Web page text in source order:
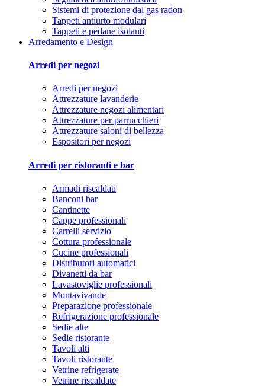
Sistemi di protezione dal gas radon
Tappeti antiurto modulari
Tappeti e pedane isolanti
Arredamento e Design
Arredi per negozi
Arredi per negozi
Attrezzature lavanderie
Attrezzature negozi alimentari
Attrezzature per parrucchieri
Attrezzature saloni di bellezza
Espositori per negozi
Arredi per ristoranti e bar
Armadi riscaldati
Banconi bar
Cantinette
Cappe professionali
Carrelli servizio
Cottura professionale
Cucine professionali
Distributori automatici
Divanetti da bar
Lavastoviglie professionali
Montavivande
Preparazione professionale
Refrigerazione professionale
Sedie alte
Sedie ristorante
Tavoli alti
Tavoli ristorante
Vetrine refrigerate
Vetrine riscaldate